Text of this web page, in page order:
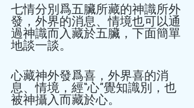
七情分別爲五臟所藏的神識所外
發，外界的消息、情境也可以通
過神識而入藏於五臟，下面簡單
地談一談。
心藏神外發爲喜，外界喜的消
息、情境，經“心”覺知識別，也
被神攝入而藏於心。